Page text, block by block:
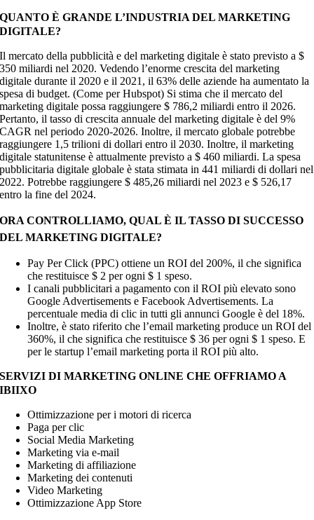
QUANTO È GRANDE L’INDUSTRIA DEL MARKETING
DIGITALE?
Il mercato della pubblicità e del marketing digitale è stato previsto a $
350 miliardi nel 2020. Vedendo l’enorme crescita del marketing
digitale durante il 2020 e il 2021, il 63% delle aziende ha aumentato la
spesa di budget. (Come per Hubspot) Si stima che il mercato del
marketing digitale possa raggiungere $ 786,2 miliardi entro il 2026.
Pertanto, il tasso di crescita annuale del marketing digitale è del 9%
CAGR nel periodo 2020-2026. Inoltre, il mercato globale potrebbe
raggiungere 1,5 trilioni di dollari entro il 2030. Inoltre, il marketing
digitale statunitense è attualmente previsto a $ 460 miliardi. La spesa
pubblicitaria digitale globale è stata stimata in 441 miliardi di dollari nel
2022. Potrebbe raggiungere $ 485,26 miliardi nel 2023 e $ 526,17
entro la fine del 2024.
ORA CONTROLLIAMO, QUAL È IL TASSO DI SUCCESSO
DEL MARKETING DIGITALE?
Pay Per Click (PPC) ottiene un ROI del 200%, il che significa
che restituisce $ 2 per ogni $ 1 speso.
I canali pubblicitari a pagamento con il ROI più elevato sono
Google Advertisements e Facebook Advertisements. La
percentuale media di clic in tutti gli annunci Google è del 18%.
Inoltre, è stato riferito che l’email marketing produce un ROI del
360%, il che significa che restituisce $ 36 per ogni $ 1 speso. E
per le startup l’email marketing porta il ROI più alto.
SERVIZI DI MARKETING ONLINE CHE OFFRIAMO A
IBIIXO
Ottimizzazione per i motori di ricerca
Paga per clic
Social Media Marketing
Marketing via e-mail
Marketing di affiliazione
Marketing dei contenuti
Video Marketing
Ottimizzazione App Store